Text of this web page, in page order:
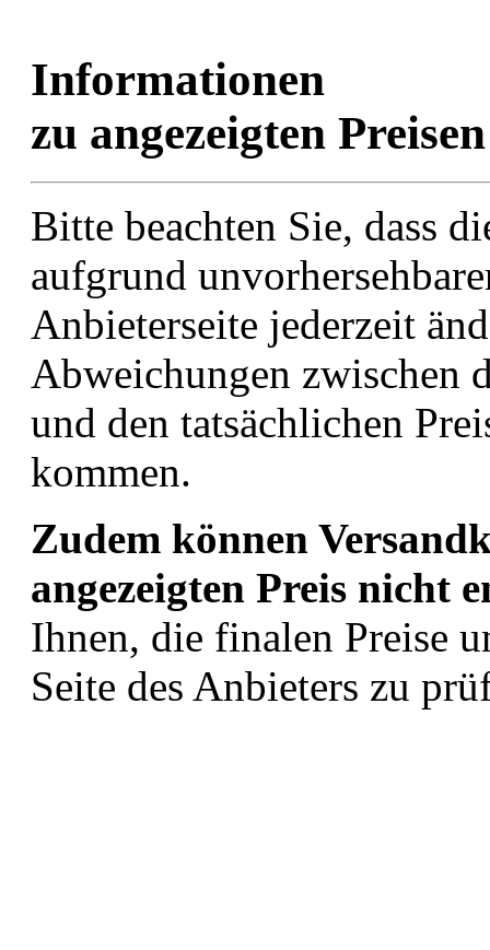
Informationen
zu angezeigten
Bitte beachten Sie, dass
aufgrund
Anbieterseite jederzeit
Abweichungen zwischen
und den tatsächlichen
kommen.
Zudem können
angezeigten Preis nicht
Ihnen, die finalen Preise
Seite des Anbieters zu